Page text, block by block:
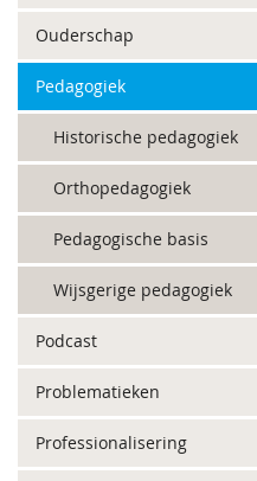
Ouderschap
Pedagogiek
Historische pedagogiek
Orthopedagogiek
Pedagogische basis
Wijsgerige pedagogiek
Podcast
Problematieken
Professionalisering